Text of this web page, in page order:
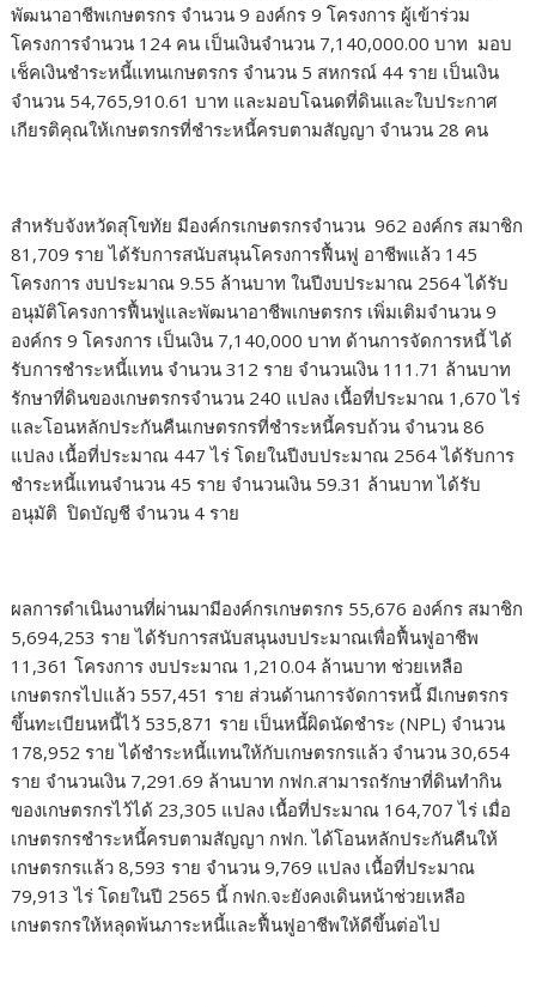
พัฒนาอาชีพเกษตรกร จำนวน 9 องค์กร 9 โครงการ ผู้เข้าร่วม
โครงการจำนวน 124 คน เป็นเงินจำนวน 7,140,000.00 บาท มอบ
เช็คเงินชำระหนี้แทนเกษตรกร จำนวน 5 สหกรณ์ 44 ราย เป็นเงิน
จำนวน 54,765,910.61 บาท และมอบโฉนดที่ดินและใบประกาศ
เกียรติคุณให้เกษตรกรที่ชำระหนี้ครบตามสัญญา จำนวน 28 คน
สำหรับจังหวัดสุโขทัย มีองค์กรเกษตรกรจำนวน 962 องค์กร สมาชิก
81,709 ราย ได้รับการสนับสนุนโครงการฟื้นฟู อาชีพแล้ว 145
โครงการ งบประมาณ 9.55 ล้านบาท ในปีงบประมาณ 2564 ได้รับ
อนุมัติโครงการฟื้นฟูและพัฒนาอาชีพเกษตรกร เพิ่มเติมจำนวน 9
องค์กร 9 โครงการ เป็นเงิน 7,140,000 บาท ด้านการจัดการหนี้ ได้
รับการชำระหนี้แทน จำนวน 312 ราย จำนวนเงิน 111.71 ล้านบาท
รักษาที่ดินของเกษตรกรจำนวน 240 แปลง เนื้อที่ประมาณ 1,670 ไร่
และโอนหลักประกันคืนเกษตรกรที่ชำระหนี้ครบถ้วน จำนวน 86
แปลง เนื้อที่ประมาณ 447 ไร่ โดยในปีงบประมาณ 2564 ได้รับการ
ชำระหนี้แทนจำนวน 45 ราย จำนวนเงิน 59.31 ล้านบาท ได้รับ
อนุมัติ ปิดบัญชี จำนวน 4 ราย
ผลการดำเนินงานที่ผ่านมามีองค์กรเกษตรกร 55,676 องค์กร สมาชิก
5,694,253 ราย ได้รับการสนับสนุนงบประมาณเพื่อฟื้นฟูอาชีพ
11,361 โครงการ งบประมาณ 1,210.04 ล้านบาท ช่วยเหลือ
เกษตรกรไปแล้ว 557,451 ราย ส่วนด้านการจัดการหนี้ มีเกษตรกร
ขึ้นทะเบียนหนี้ไว้ 535,871 ราย เป็นหนี้ผิดนัดชำระ (NPL) จำนวน
178,952 ราย ได้ชำระหนี้แทนให้กับเกษตรกรแล้ว จำนวน 30,654
ราย จำนวนเงิน 7,291.69 ล้านบาท กฟก.สามารถรักษาที่ดินทำกิน
ของเกษตรกรไว้ได้ 23,305 แปลง เนื้อที่ประมาณ 164,707 ไร่ เมื่อ
เกษตรกรชำระหนี้ครบตามสัญญา กฟก. ได้โอนหลักประกันคืนให้
เกษตรกรแล้ว 8,593 ราย จำนวน 9,769 แปลง เนื้อที่ประมาณ
79,913 ไร่ โดยในปี 2565 นี้ กฟก.จะยังคงเดินหน้าช่วยเหลือ
เกษตรกรให้หลุดพ้นภาระหนี้และฟื้นฟูอาชีพให้ดีขึ้นต่อไป